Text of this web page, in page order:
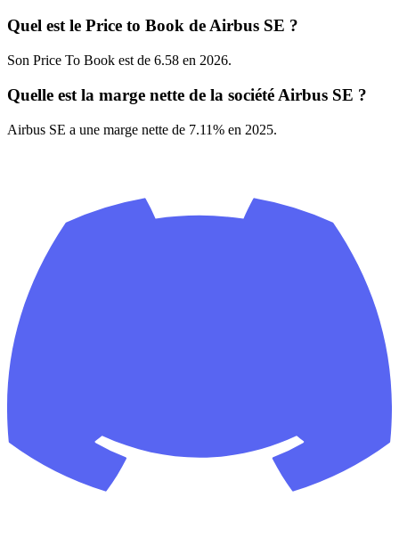
Quel est le Price to Book de Airbus SE ?
Son Price To Book est de 6.58 en 2026.
Quelle est la marge nette de la société Airbus SE ?
Airbus SE a une marge nette de 7.11% en 2025.